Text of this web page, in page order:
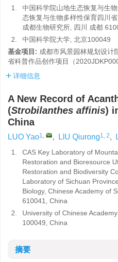
1.
中国科学院山地生态恢复与生
态恢复与生物多样性保育四川
成都生物研究所, 四川 成都
2.
中国科学院大学, 北京100049
基金项目: 成都市风景园林规划设计
省科普作品创作项目（
详细信息
A New Record of
(Strobilanthes affinis)
China
LUO Yao1, , LIU Qiurong1, 2,
1.
CAS Key Laboratory of
Restoration and Bioresource
Restoration and Biodiversity
Laboratory of Sichuan
Biology, Chinese Academy of
610041, China
2.
University of Chinese
100049, China
摘要